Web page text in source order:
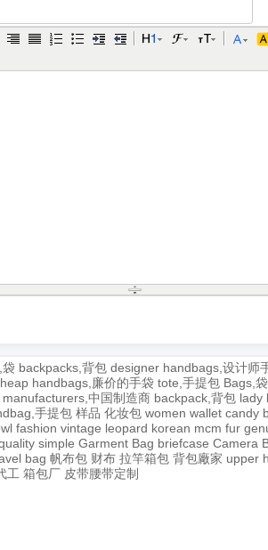
袋 backpacks,背包 designer handbags,设计师
handbags,廉价的手袋 tote,手提包 Bags,袋
中国制造商 backpack,背包 lady
手提包 样品 化妆包 women wallet candy
fashion vintage leopard korean mcm fur
simple Garment Bag briefcase Camera
bag 帆布包 财布 拉竿箱包 背包廠家 upper
工 箱包厂 皮带腰带定制